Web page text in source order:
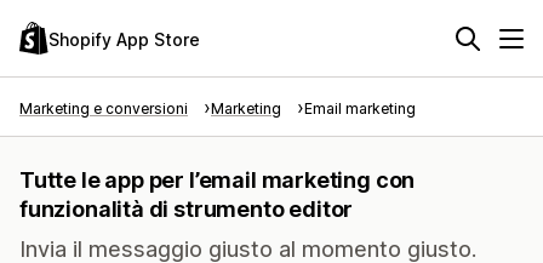
Shopify App Store
Marketing e conversioni Marketing Email marketing
Tutte le app per l’email marketing con
funzionalità di strumento editor
Invia il messaggio giusto al momento giusto.